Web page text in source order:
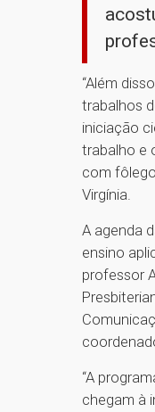
“Além
trabalhos
iniciação
trabalho e
com
Virgínia.
A agenda
ensino
professor
“A
chegam à